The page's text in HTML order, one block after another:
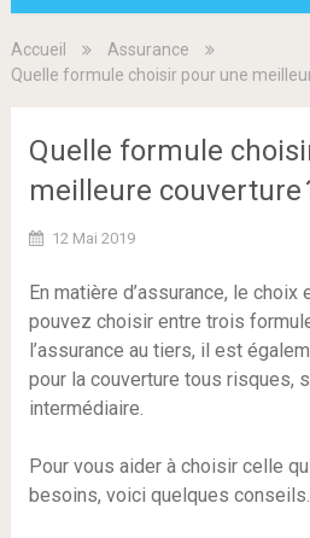
Accueil
Assurance
Quelle formule choisir pour une
Quelle formule
meilleure couverture
12 Mai 2019
En matière d’assurance, le
pouvez choisir entre trois
l’assurance au tiers, il est
pour la couverture tous risques,
intermédiaire.
Pour vous aider à choisir celle
besoins, voici quelques conseils.